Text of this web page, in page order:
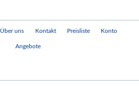
Über uns Kontakt Preisliste Konto
Angebote